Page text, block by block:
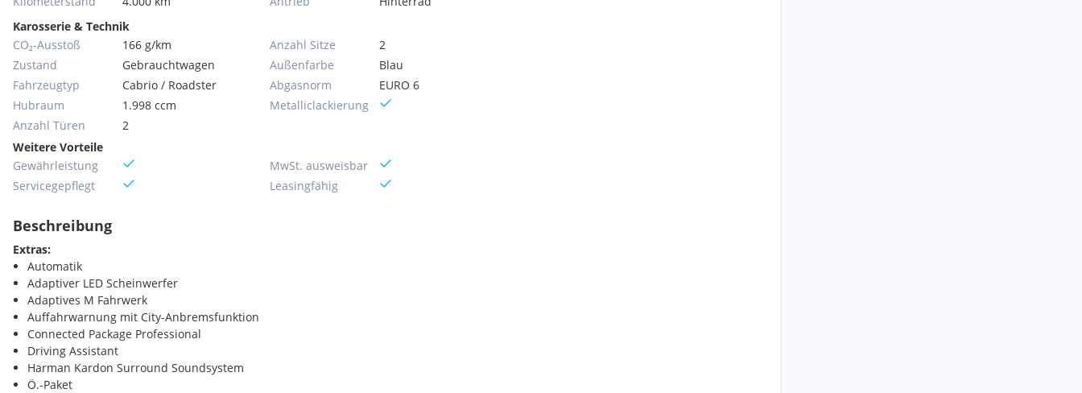
Karosserie & Technik
CO₂-Ausstoß
166 g/km
Zustand
Gebrauchtwagen
Fahrzeugtyp
Cabrio / Roadster
Hubraum
1.998 ccm
Anzahl Türen
2
Anzahl Sitze
2
Außenfarbe
Blau
Abgasnorm
EURO 6
Metallic­lackierung
Weitere Vorteile
Gewährleistung
Servicegepflegt
MwSt. ausweisbar
Leasingfähig
Beschreibung
Extras:
Automatik
Adaptiver LED Scheinwerfer
Adaptives M Fahrwerk
Auffahrwarnung mit City-Anbremsfunktion
Connected Package Professional
Driving Assistant
Harman Kardon Surround Soundsystem
Ö.-Paket